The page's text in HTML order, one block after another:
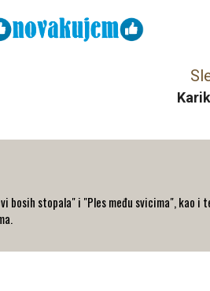
bosih stopala" i "Ples među svicima", kao i